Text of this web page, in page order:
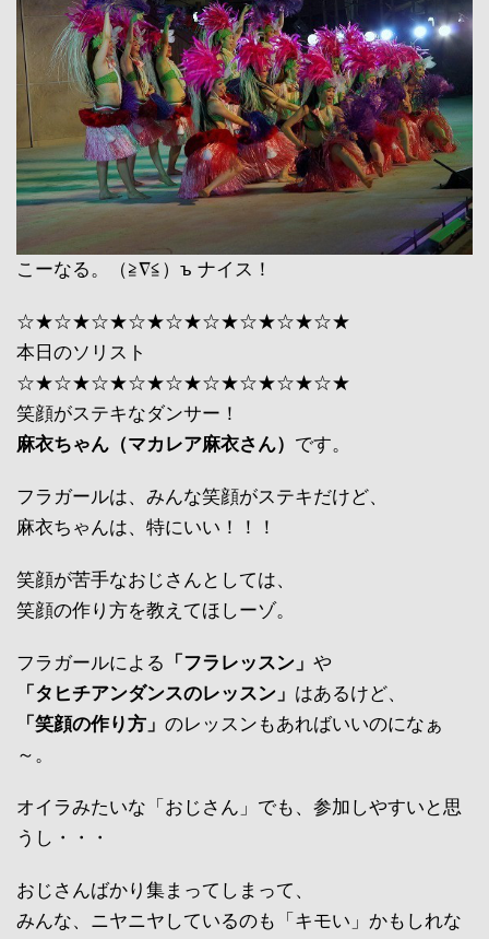
こーなる。（≧∇≦）ъ ナイス！
☆★☆★☆★☆★☆★☆★☆★☆★☆★
本日のソリスト
☆★☆★☆★☆★☆★☆★☆★☆★☆★
笑顔がステキなダンサー！
麻衣ちゃん（マカレア麻衣さん） です。
フラガールは、みんな笑顔がステキだけど、
麻衣ちゃんは、特にいい！！！
笑顔が苦手なおじさんとしては、
笑顔の作り方を教えてほしーゾ。
フラガールによる 「フラレッスン」 や
「タヒチアンダンスのレッスン」 はあるけど、
「笑顔の作り方」 のレッスンもあればいいのになぁ
～。
オイラみたいな「おじさん」でも、参加しやすいと思
うし・・・
おじさんばかり集まってしまって、
みんな、ニヤニヤしているのも「キモい」かもしれな